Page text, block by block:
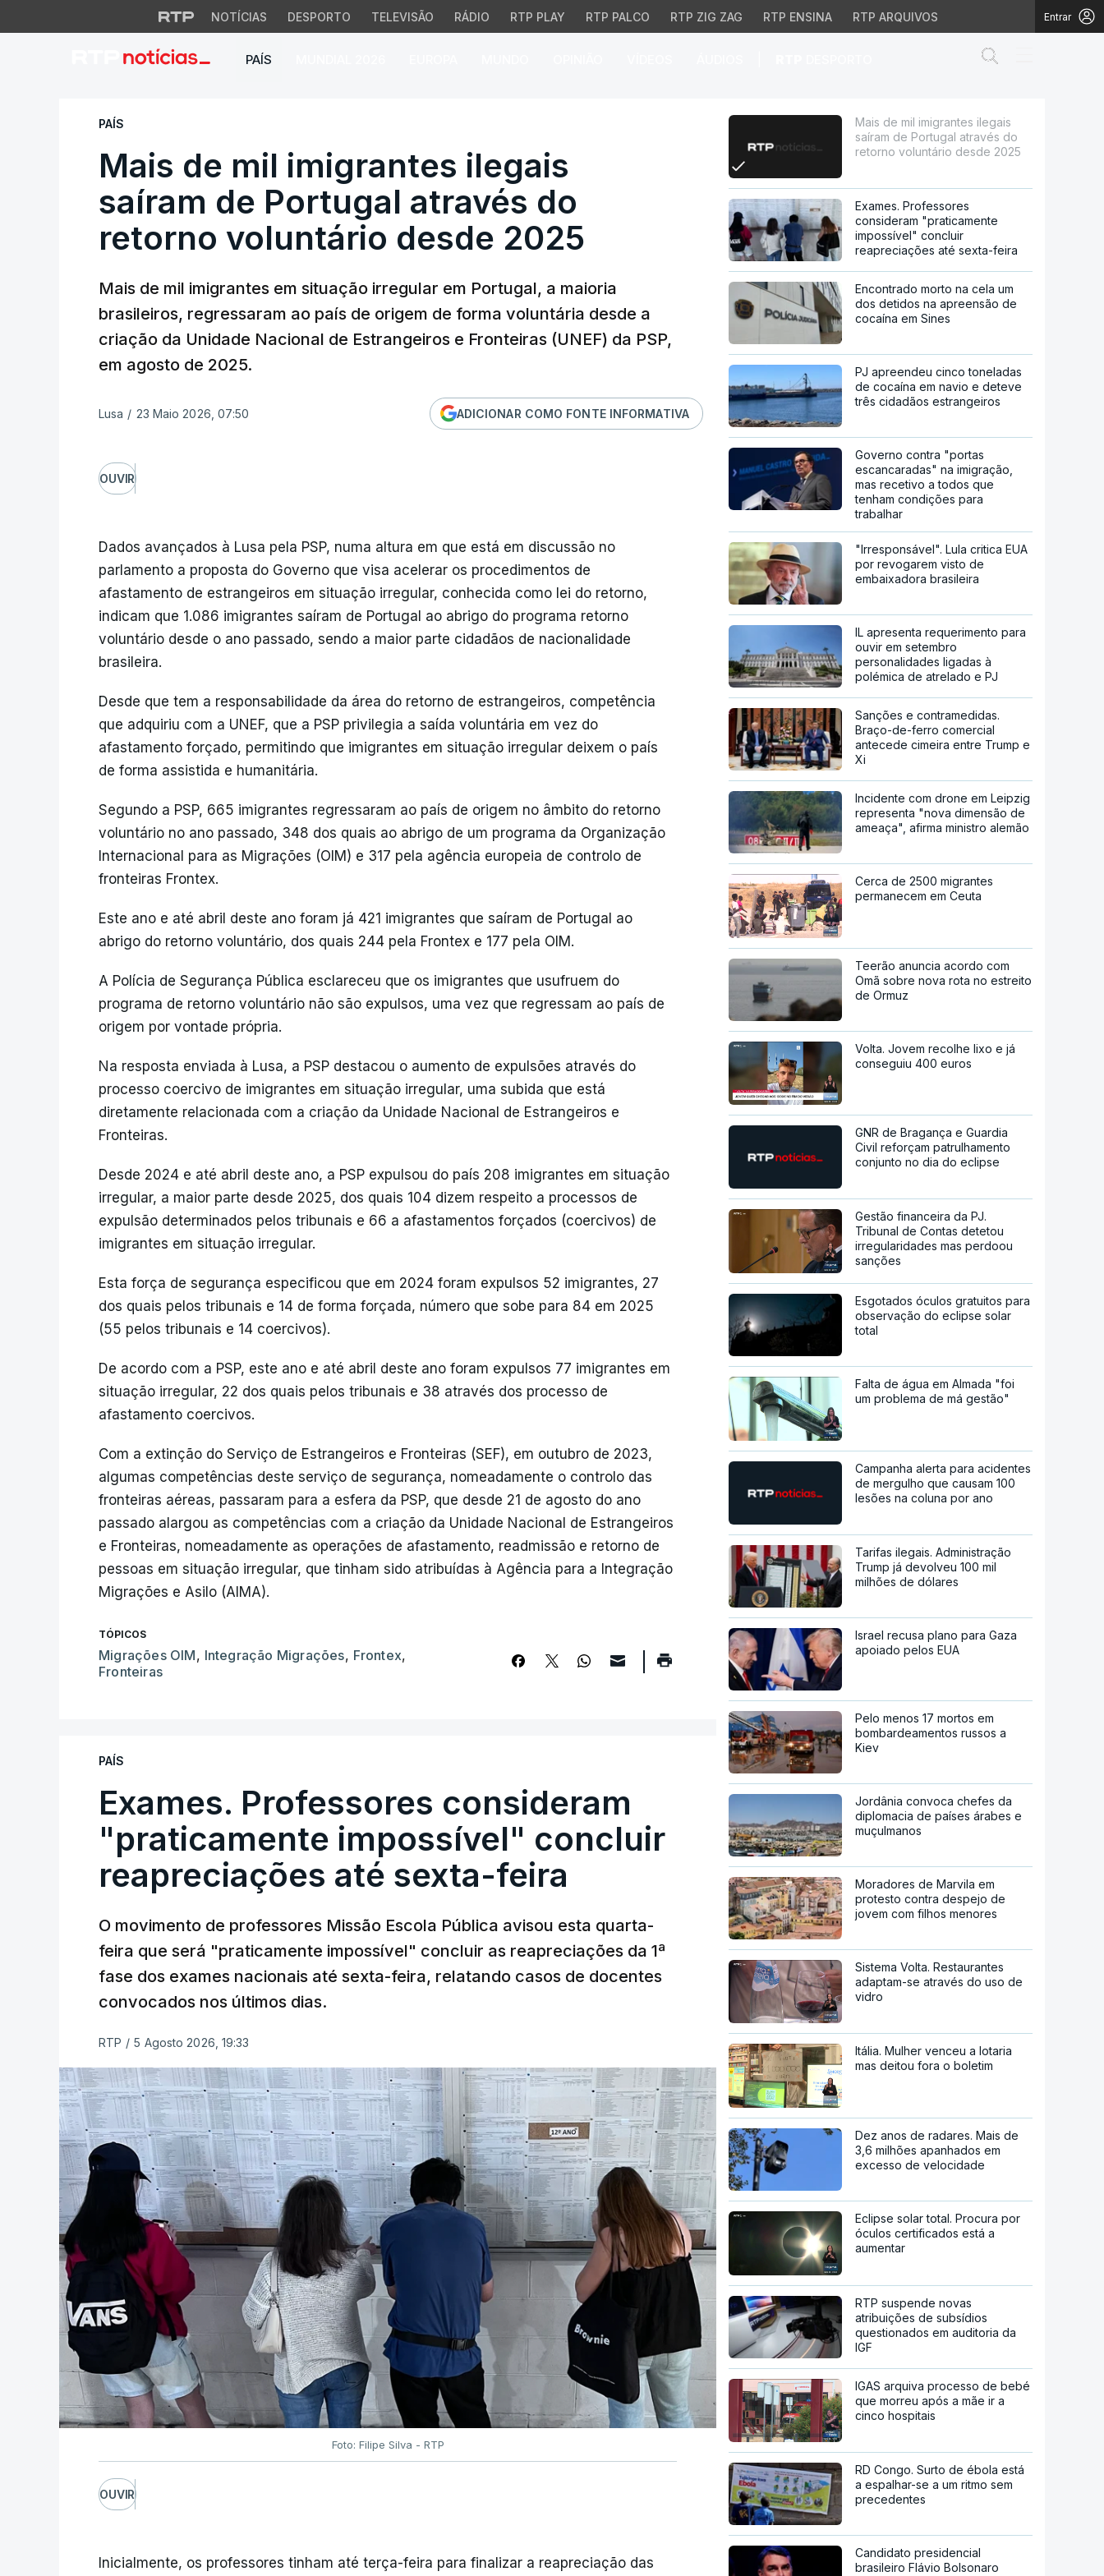
NOTÍCIAS DESPORTO TELEVISÃO RÁDIO RTP PLAY RTP PALCO RTP ZIG ZAG RTP ENSINA RTP ARQUIVOS Entrar
PAÍS
Mais de mil imigrantes ilegais saíram de Portugal através do
PAÍS
Mais de mil imigrantes ilegais
saíram de Portugal através do
retorno voluntário desde 2025
Mais de mil imigrantes em situação irregular em Portugal, a maioria
brasileiros, regressaram ao país de origem de forma voluntária desde a
criação da Unidade Nacional de Estrangeiros e Fronteiras (UNEF) da PSP,
em agosto de 2025.
Lusa / 23 Maio 2026, 07:50 ADICIONAR COMO FONTE INFORMATIVA
OUVIR
Dados avançados à Lusa pela PSP, numa altura em que está em discussão no
parlamento a proposta do Governo que visa acelerar os procedimentos de
afastamento de estrangeiros em situação irregular, conhecida como lei do retorno,
indicam que 1.086 imigrantes saíram de Portugal ao abrigo do programa retorno
voluntário desde o ano passado, sendo a maior parte cidadãos de nacionalidade
brasileira.
Desde que tem a responsabilidade da área do retorno de estrangeiros, competência
que adquiriu com a UNEF, que a PSP privilegia a saída voluntária em vez do
afastamento forçado, permitindo que imigrantes em situação irregular deixem o país
de forma assistida e humanitária.
Segundo a PSP, 665 imigrantes regressaram ao país de origem no âmbito do retorno
voluntário no ano passado, 348 dos quais ao abrigo de um programa da Organização
Internacional para as Migrações (OIM) e 317 pela agência europeia de controlo de
fronteiras Frontex.
Este ano e até abril deste ano foram já 421 imigrantes que saíram de Portugal ao
abrigo do retorno voluntário, dos quais 244 pela Frontex e 177 pela OIM.
A Polícia de Segurança Pública esclareceu que os imigrantes que usufruem do
programa de retorno voluntário não são expulsos, uma vez que regressam ao país de
origem por vontade própria.
Na resposta enviada à Lusa, a PSP destacou o aumento de expulsões através do
processo coercivo de imigrantes em situação irregular, uma subida que está
diretamente relacionada com a criação da Unidade Nacional de Estrangeiros e
Fronteiras.
Desde 2024 e até abril deste ano, a PSP expulsou do país 208 imigrantes em situação
irregular, a maior parte desde 2025, dos quais 104 dizem respeito a processos de
expulsão determinados pelos tribunais e 66 a afastamentos forçados (coercivos) de
imigrantes em situação irregular.
Esta força de segurança especificou que em 2024 foram expulsos 52 imigrantes, 27
dos quais pelos tribunais e 14 de forma forçada, número que sobe para 84 em 2025
(55 pelos tribunais e 14 coercivos).
De acordo com a PSP, este ano e até abril deste ano foram expulsos 77 imigrantes em
situação irregular, 22 dos quais pelos tribunais e 38 através dos processo de
afastamento coercivos.
Com a extinção do Serviço de Estrangeiros e Fronteiras (SEF), em outubro de 2023,
algumas competências deste serviço de segurança, nomeadamente o controlo das
fronteiras aéreas, passaram para a esfera da PSP, que desde 21 de agosto do ano
passado alargou as competências com a criação da Unidade Nacional de Estrangeiros
e Fronteiras, nomeadamente as operações de afastamento, readmissão e retorno de
pessoas em situação irregular, que tinham sido atribuídas à Agência para a Integração
Migrações e Asilo (AIMA).
TÓPICOS
Migrações OIM, Integração Migrações, Frontex,
Fronteiras
PAÍS
Exames. Professores consideram
"praticamente impossível" concluir
reapreciações até sexta-feira
O movimento de professores Missão Escola Pública avisou esta quarta-
feira que será "praticamente impossível" concluir as reapreciações da 1ª
fase dos exames nacionais até sexta-feira, relatando casos de docentes
convocados nos últimos dias.
RTP / 5 Agosto 2026, 19:33
Foto: Filipe Silva - RTP
OUVIR
Inicialmente, os professores tinham até terça-feira para finalizar a reapreciação das
Mais de mil imigrantes ilegais
saíram de Portugal através do
retorno voluntário desde 2025
Exames. Professores
consideram "praticamente
impossível" concluir
reapreciações até sexta-feira
Encontrado morto na cela um
dos detidos na apreensão de
cocaína em Sines
PJ apreendeu cinco toneladas
de cocaína em navio e deteve
três cidadãos estrangeiros
Governo contra "portas
escancaradas" na imigração,
mas recetivo a todos que
tenham condições para
trabalhar
"Irresponsável". Lula critica EUA
por revogarem visto de
embaixadora brasileira
IL apresenta requerimento para
ouvir em setembro
personalidades ligadas à
polémica de atrelado e PJ
Sanções e contramedidas.
Braço-de-ferro comercial
antecede cimeira entre Trump e
Xi
Incidente com drone em Leipzig
representa "nova dimensão de
ameaça", afirma ministro alemão
Cerca de 2500 migrantes
permanecem em Ceuta
Teerão anuncia acordo com
Omã sobre nova rota no estreito
de Ormuz
Volta. Jovem recolhe lixo e já
conseguiu 400 euros
GNR de Bragança e Guardia
Civil reforçam patrulhamento
conjunto no dia do eclipse
Gestão financeira da PJ.
Tribunal de Contas detetou
irregularidades mas perdoou
sanções
Esgotados óculos gratuitos para
observação do eclipse solar
total
Falta de água em Almada "foi
um problema de má gestão"
Campanha alerta para acidentes
de mergulho que causam 100
lesões na coluna por ano
Tarifas ilegais. Administração
Trump já devolveu 100 mil
milhões de dólares
Israel recusa plano para Gaza
apoiado pelos EUA
Pelo menos 17 mortos em
bombardeamentos russos a
Kiev
Jordânia convoca chefes da
diplomacia de países árabes e
muçulmanos
Moradores de Marvila em
protesto contra despejo de
jovem com filhos menores
Sistema Volta. Restaurantes
adaptam-se através do uso de
vidro
Itália. Mulher venceu a lotaria
mas deitou fora o boletim
Dez anos de radares. Mais de
3,6 milhões apanhados em
excesso de velocidade
Eclipse solar total. Procura por
óculos certificados está a
aumentar
RTP suspende novas
atribuições de subsídios
questionados em auditoria da
IGF
IGAS arquiva processo de bebé
que morreu após a mãe ir a
cinco hospitais
RD Congo. Surto de ébola está
a espalhar-se a um ritmo sem
precedentes
Candidato presidencial
brasileiro Flávio Bolsonaro